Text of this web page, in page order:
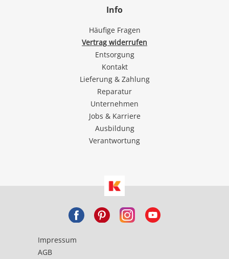
Info
Häufige Fragen
Vertrag widerrufen
Entsorgung
Kontakt
Lieferung & Zahlung
Reparatur
Unternehmen
Jobs & Karriere
Ausbildung
Verantwortung
Impressum
AGB